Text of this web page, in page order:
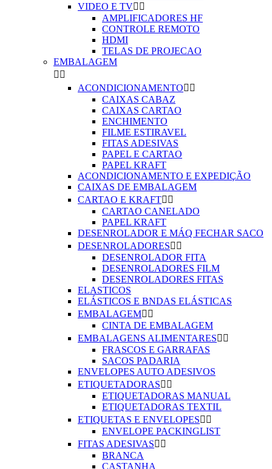
VIDEO E TV 
AMPLIFICADORES HF
CONTROLE REMOTO
HDMI
TELAS DE PROJECAO
EMBALAGEM
 
ACONDICIONAMENTO 
CAIXAS CABAZ
CAIXAS CARTAO
ENCHIMENTO
FILME ESTIRAVEL
FITAS ADESIVAS
PAPEL E CARTAO
PAPEL KRAFT
ACONDICIONAMENTO E EXPEDIÇÃO
CAIXAS DE EMBALAGEM
CARTAO E KRAFT 
CARTAO CANELADO
PAPEL KRAFT
DESENROLADOR E MÁQ FECHAR SACO
DESENROLADORES 
DESENROLADOR FITA
DESENROLADORES FILM
DESENROLADORES FITAS
ELASTICOS
ELÁSTICOS E BNDAS ELÁSTICAS
EMBALAGEM 
CINTA DE EMBALAGEM
EMBALAGENS ALIMENTARES 
FRASCOS E GARRAFAS
SACOS PADARIA
ENVELOPES AUTO ADESIVOS
ETIQUETADORAS 
ETIQUETADORAS MANUAL
ETIQUETADORAS TEXTIL
ETIQUETAS E ENVELOPES 
ENVELOPE PACKINGLIST
FITAS ADESIVAS 
BRANCA
CASTANHA